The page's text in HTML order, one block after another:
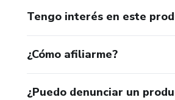
Tengo interés en este
¿Cómo afiliarme?
¿Puedo denunciar un